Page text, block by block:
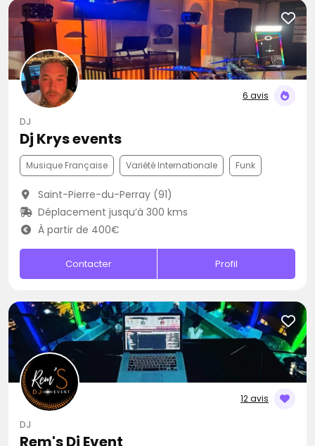
6 avis
DJ
Dj Krys events
Musique Française Variété Internationale Funk
Saint-Pierre-du-Perray (91)
Déplacement jusqu’à 300 kms
À partir de 400€
Contacter Profil
12 avis
DJ
Rem's Dj Event